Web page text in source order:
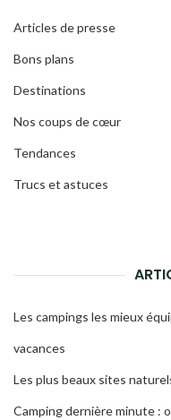
Articles de presse
Bons plans
Destinations
Nos coups de cœur
Tendances
Trucs et astuces
Les campings les mieux
vacances
Les plus beaux sites
Camping dernière minute :